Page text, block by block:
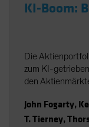
KI-Boom:
Die
zum KI-
den
John Fogarty,
T. Tierney,